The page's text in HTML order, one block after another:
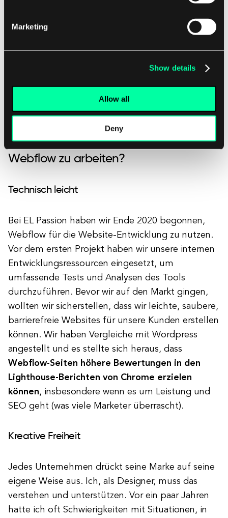
Marketing
Show details
Allow all
Deny
Natürlich bringt jedes Tool, auch Webflow, eine
Lernkurve mit sich, jedoch bleibt, sobald man die
Schwelle überschreitet, die Benutzerfreundlichkeit
Und nach dieser Zeit
Warum haben wir uns entschieden, in
Webflow zu arbeiten?
Technisch leicht
Bei EL Passion haben wir Ende 2020 begonnen,
Webflow für die Website-Entwicklung zu nutzen.
Vor dem ersten Projekt haben wir unsere internen
Entwicklungsressourcen eingesetzt, um
umfassende Tests und Analysen des Tools
durchzuführen. Bevor wir auf den Markt gingen,
wollten wir sicherstellen, dass wir leichte, saubere,
barrierefreie Websites für unsere Kunden erstellen
können. Wir haben Vergleiche mit Wordpress
angestellt und es stellte sich heraus, dass
Webflow-Seiten höhere Bewertungen in den
Lighthouse-Berichten von Chrome erzielen
können, insbesondere wenn es um Leistung und
SEO geht (was viele Marketer überrascht).
Kreative Freiheit
Jedes Unternehmen drückt seine Marke auf seine
eigene Weise aus. Ich, als Designer, muss das
verstehen und unterstützen. Vor ein paar Jahren
hatte ich oft Schwierigkeiten mit Situationen, in